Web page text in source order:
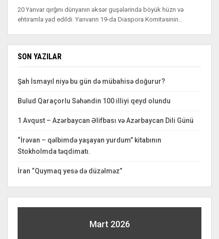
20 Yanvar qırğını dünyanın əksər guşələrində böyük hüzn və
ehtiramla yad edildi. Yanvarın 19-da Diaspora Komitəsinin…
SON YAZILAR
Şah İsmayıl niyə bu gün də mübahisə doğurur?
Bulud Qaraçorlu Səhəndin 100 illiyi qeyd olundu
1 Avqust – Azərbaycan Əlifbası və Azərbaycan Dili Günü
“İrəvan – qəlbimdə yaşayan yurdum” kitabının
Stokholmda təqdimatı.
İran “Quymaq yesə də düzəlməz”
Mart 2026